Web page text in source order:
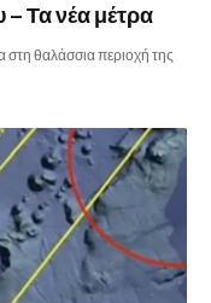
– Τα νέα μέτρα
στη θαλάσσια περιοχή της